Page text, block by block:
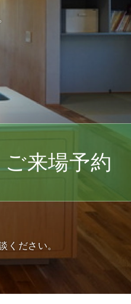
ご来場予約
ください。